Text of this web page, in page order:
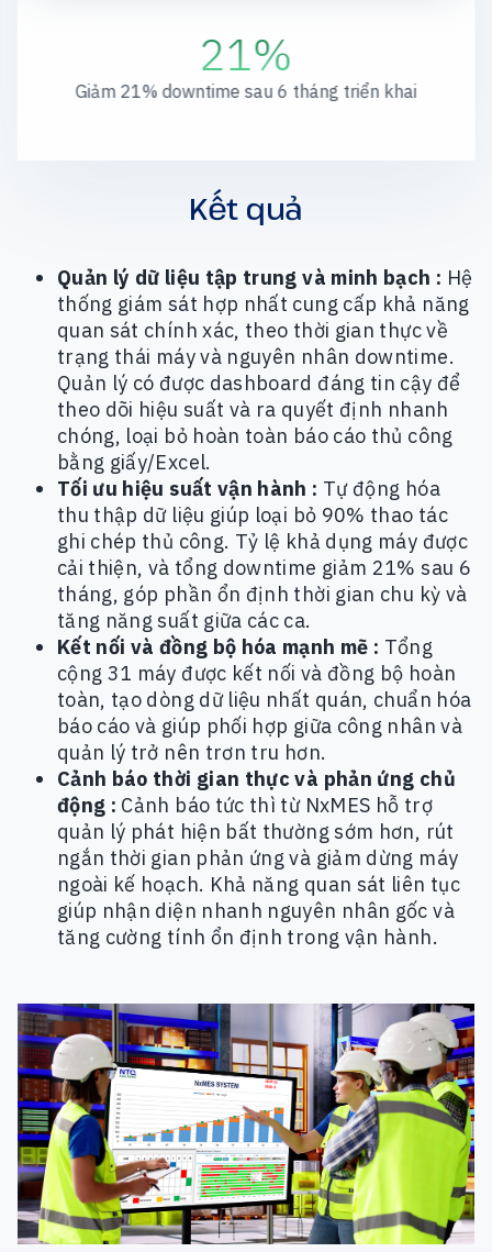
21%
Giảm 21% downtime sau 6 tháng triển khai
Kết quả
Quản lý dữ liệu tập trung và minh bạch : Hệ
thống giám sát hợp nhất cung cấp khả năng
quan sát chính xác, theo thời gian thực về
trạng thái máy và nguyên nhân downtime.
Quản lý có được dashboard đáng tin cậy để
theo dõi hiệu suất và ra quyết định nhanh
chóng, loại bỏ hoàn toàn báo cáo thủ công
bằng giấy/Excel.
Tối ưu hiệu suất vận hành : Tự động hóa
thu thập dữ liệu giúp loại bỏ 90% thao tác
ghi chép thủ công. Tỷ lệ khả dụng máy được
cải thiện, và tổng downtime giảm 21% sau 6
tháng, góp phần ổn định thời gian chu kỳ và
tăng năng suất giữa các ca.
Kết nối và đồng bộ hóa mạnh mẽ : Tổng
cộng 31 máy được kết nối và đồng bộ hoàn
toàn, tạo dòng dữ liệu nhất quán, chuẩn hóa
báo cáo và giúp phối hợp giữa công nhân và
quản lý trở nên trơn tru hơn.
Cảnh báo thời gian thực và phản ứng chủ
động : Cảnh báo tức thì từ NxMES hỗ trợ
quản lý phát hiện bất thường sớm hơn, rút
ngắn thời gian phản ứng và giảm dừng máy
ngoài kế hoạch. Khả năng quan sát liên tục
giúp nhận diện nhanh nguyên nhân gốc và
tăng cường tính ổn định trong vận hành.